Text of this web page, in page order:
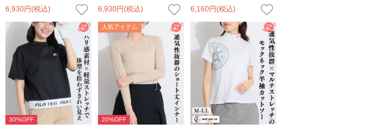
6,930円(税込) 6,930円(税込) 6,160円(税込)
30%OFF
人気アイテム
20%OFF